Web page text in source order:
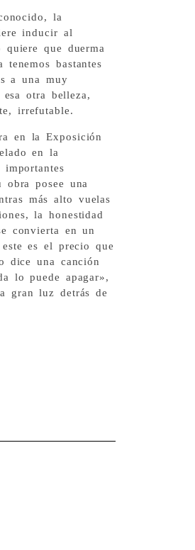
la
inducir al
que duerma
bastantes
a una muy
otra belleza,
irrefutable.
en la Exposición
en la
obra posee una
más alto vuelas
la honestidad
convierta en un
es el precio que
dice una canción
lo puede apagar»,
gran luz detrás de